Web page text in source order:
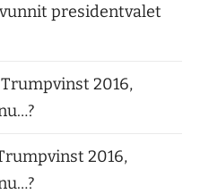
presidentvalet
2016,
2016,